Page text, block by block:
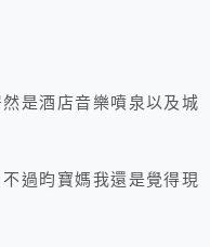
是酒店音樂噴泉以及城
過昀寶媽我還是覺得現